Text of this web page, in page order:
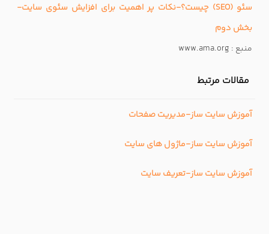
سئو (SEO) چیست؟-نکات پر اهمیت برای افزایش سئوی سایت-
بخش دوم
منبع : www.ama.org
مقالات مرتبط
آموزش سایت ساز-مدیریت صفحات
آموزش سایت ساز-ماژول های سایت
آموزش سایت ساز-تعریف سایت